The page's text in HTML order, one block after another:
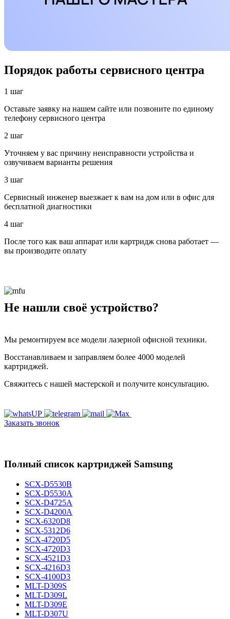
Порядок работы сервисного центра
1 шаг
Оставьте заявку на нашем сайте или позвоните по единому
телефону сервисного центра
2 шаг
Уточняем у вас причину неисправности устройства и
озвучиваем варианты решения
3 шаг
Сервисный инженер выезжает к вам на дом или в офис для
бесплатной диагностики
4 шаг
После того как ваш аппарат или картридж снова работает —
вы производите оплату
Не нашли своё устройство?
Мы ремонтируем все модели лазерной офисной техники.
Восстанавливаем и заправляем более 4000 моделей
картриджей.
Свяжитесь с нашей мастерской и получите консультацию.
Заказать звонок
Полный список картриджей Samsung
SCX-D5530B
SCX-D5530A
SCX-D4725A
SCX-D4200A
SCX-6320D8
SCX-5312D6
SCX-4720D5
SCX-4720D3
SCX-4521D3
SCX-4216D3
SCX-4100D3
MLT-D309S
MLT-D309L
MLT-D309E
MLT-D307U